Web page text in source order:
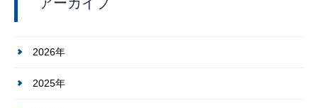
2026年
2025年